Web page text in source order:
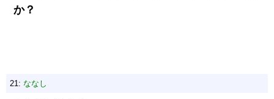
か？
21: ななし